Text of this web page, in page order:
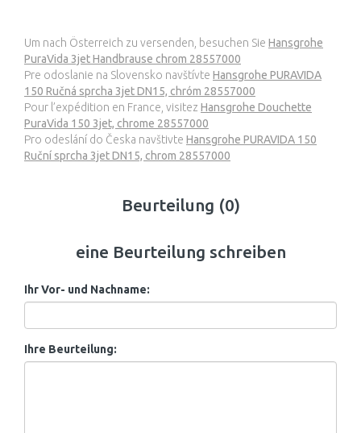
Um nach Österreich zu versenden, besuchen Sie Hansgrohe
PuraVida 3jet Handbrause chrom 28557000
Pre odoslanie na Slovensko navštívte Hansgrohe PURAVIDA
150 Ručná sprcha 3jet DN15, chróm 28557000
Pour l’expédition en France, visitez Hansgrohe Douchette
PuraVida 150 3jet, chrome 28557000
Pro odeslání do Česka navštivte Hansgrohe PURAVIDA 150
Ruční sprcha 3jet DN15, chrom 28557000
Beurteilung (0)
eine Beurteilung schreiben
Ihr Vor- und Nachname:
Ihre Beurteilung: